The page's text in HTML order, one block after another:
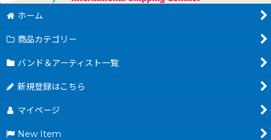
ホーム
商品カテゴリー
バンド＆アーティスト一覧
新規登録はこちら
マイページ
New Item